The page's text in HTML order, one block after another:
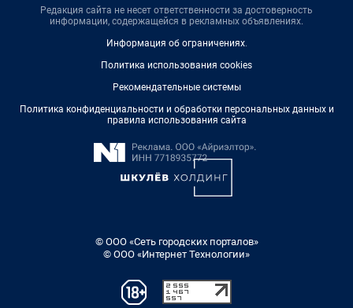
Редакция сайта не несет ответственности за достоверность
информации, содержащейся в рекламных объявлениях.
Информация об ограничениях.
Политика использования cookies
Рекомендательные системы
Политика конфиденциальности и обработки персональных данных и
правила использования сайта
© ООО «Сеть городских порталов»
© ООО «Интернет Технологии»